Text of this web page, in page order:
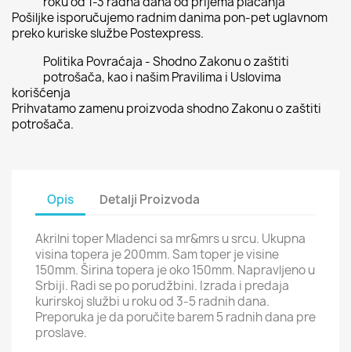
Pošiljke isporučujemo radnim danima pon-pet uglavnom
preko kuriske službe Postexpress.
Politika Povraćaja - Shodno Zakonu o zaštiti
potrošača, kao i našim Pravilima i Uslovima
korišćenja
Prihvatamo zamenu proizvoda shodno Zakonu o zaštiti
potrošača.
Opis Detalji Proizvoda
Akrilni toper Mladenci sa mr&mrs u srcu. Ukupna
visina topera je 200mm. Sam toper je visine
150mm. Širina topera je oko 150mm. Napravljeno u
Srbiji. Radi se po porudžbini. Izrada i predaja
kurirskoj službi u roku od 3-5 radnih dana.
Preporuka je da poručite barem 5 radnih dana pre
proslave.